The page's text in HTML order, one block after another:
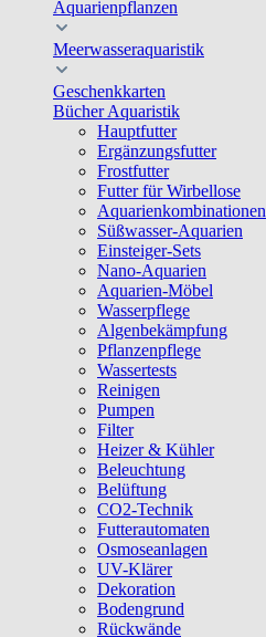
Aquarienpflanzen
Meerwasseraquaristik
Geschenkkarten
Bücher Aquaristik
Hauptfutter
Ergänzungsfutter
Frostfutter
Futter für Wirbellose
Aquarienkombinationen
Süßwasser-Aquarien
Einsteiger-Sets
Nano-Aquarien
Aquarien-Möbel
Wasserpflege
Algenbekämpfung
Pflanzenpflege
Wassertests
Reinigen
Pumpen
Filter
Heizer & Kühler
Beleuchtung
Belüftung
CO2-Technik
Futterautomaten
Osmoseanlagen
UV-Klärer
Dekoration
Bodengrund
Rückwände